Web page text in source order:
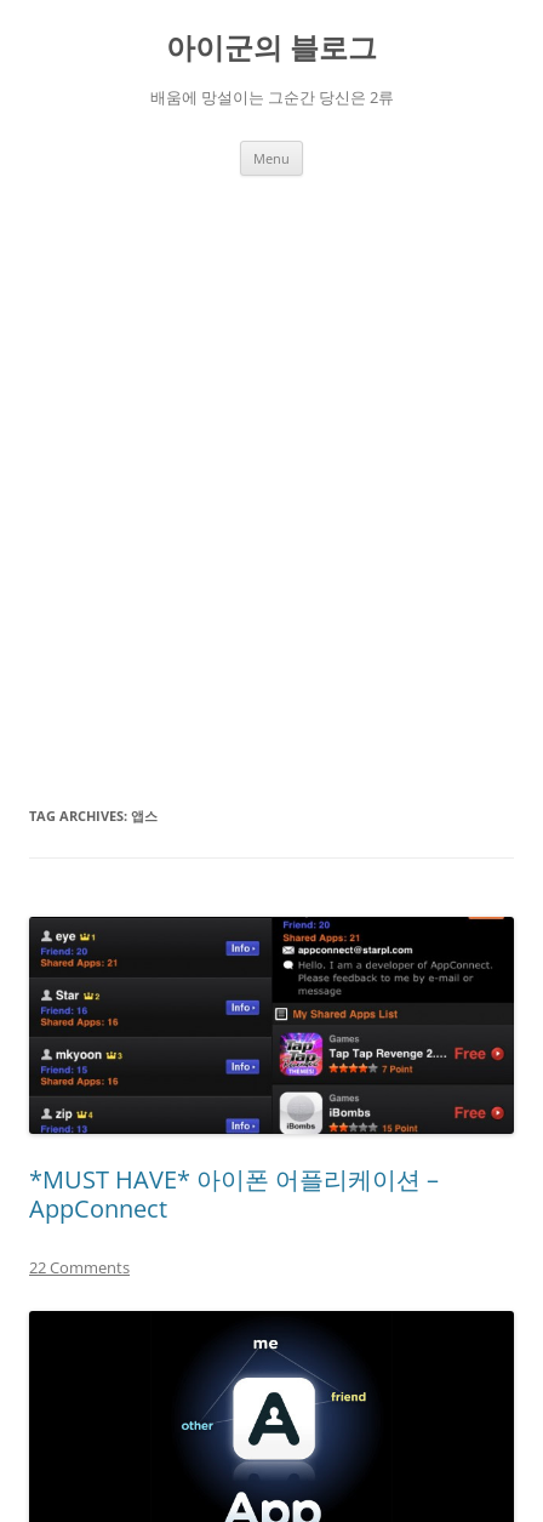
아이군의 블로그
배움에 망설이는 그순간 당신은 2류
Menu
TAG ARCHIVES: 앱스
*MUST HAVE* 아이폰 어플리케이션 –
AppConnect
22 Comments